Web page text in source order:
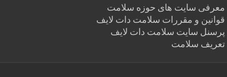
معرفی سایت های حوزه سلامت
قوانین و مقررات سلامت دات لایف
پرسنل سایت سلامت دات لایف
تعریف سلامت